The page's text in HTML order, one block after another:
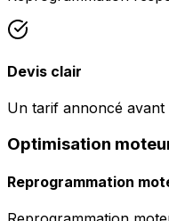
Devis clair
Un tarif annoncé avant
Optimisation
Reprogrammation